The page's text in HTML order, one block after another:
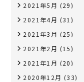
2021年5月 (29)
2021年4月 (31)
2021年3月 (25)
2021年2月 (15)
2021年1月 (20)
2020年12月 (33)